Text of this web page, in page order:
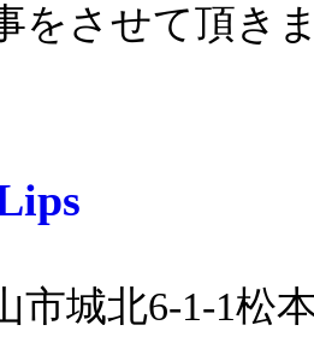
をさせて頂き
市城北6-1-1松